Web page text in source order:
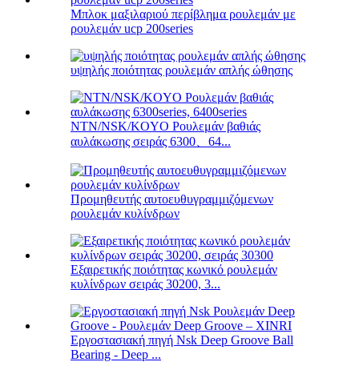
Μπλοκ μαξιλαριού περίβλημα ρουλεμάν με
ρουλεμάν ucp 200series
υψηλής ποιότητας ρουλεμάν απλής ώθησης
NTN/NSK/KOYO Ρουλεμάν βαθιάς
αυλάκωσης σειράς 6300、64...
Προμηθευτής αυτοευθυγραμμιζόμενων
ρουλεμάν κυλίνδρων
Εξαιρετικής ποιότητας κωνικό ρουλεμάν
κυλίνδρων σειράς 30200, 3...
Εργοστασιακή πηγή Nsk Deep Groove Ball
Bearing - Deep ...